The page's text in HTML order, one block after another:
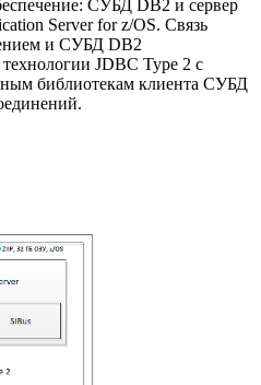
СУБД DB2 и сервер
Server for z/OS. Связь
и СУБД DB2
JDBC Type 2 с
библиотекам клиента СУБД